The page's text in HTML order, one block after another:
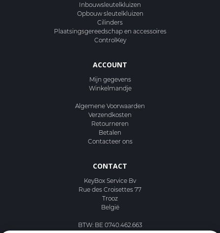
Inbouwsleutelkluizen
Opbouw sleutelkluizen
Cilinders
Plaatsingsgereedschap en accessoires
ControlKey
ACCOUNT
Mijn gegevens
Winkelmandje
Algemene Voorwaarden
Verzendkosten
Retourneren
Betalen
Contacteer ons
CONTACT
KeyBox Service Bv
Rue des Croisettes 77
Trooz
België
BTW: BE 0740.462.663